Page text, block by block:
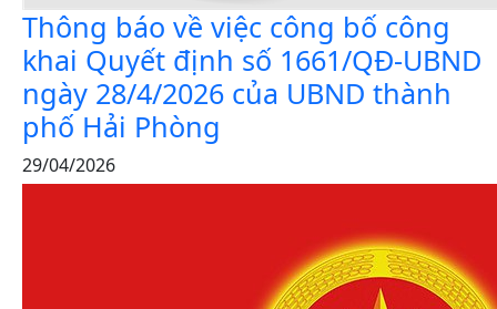
Thông báo về việc công bố công
khai Quyết định số 1661/QĐ-UBND
ngày 28/4/2026 của UBND thành
phố Hải Phòng
29/04/2026